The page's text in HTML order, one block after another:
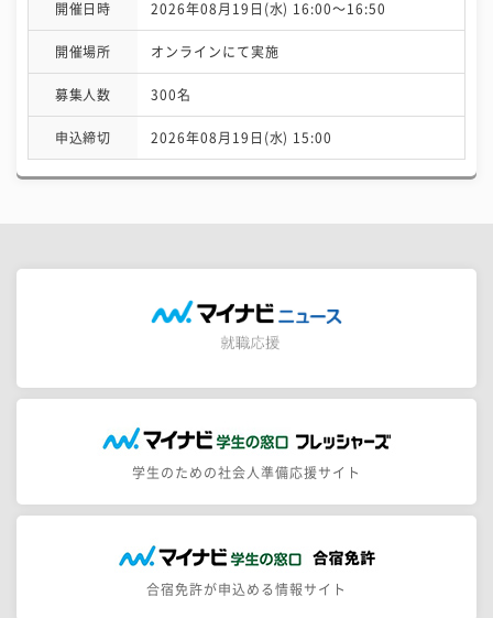
開催日時 2026年08月19日(水) 16:00〜16:50
開催場所 オンラインにて実施
募集人数 300名
申込締切 2026年08月19日(水) 15:00
学生のための社会人準備応援サイト
合宿免許が申込める情報サイト